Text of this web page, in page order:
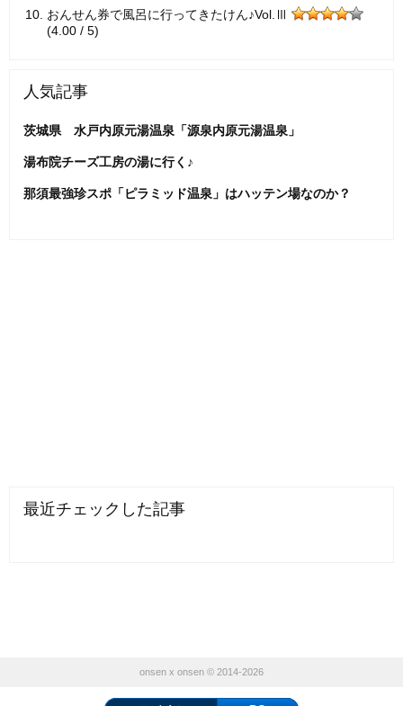
おんせん券で風呂に行ってきたけん♪Vol.Ⅲ
(4.00 / 5)
人気記事
茨城県 水戸内原元湯温泉「源泉内原元湯温泉」
湯布院チーズ工房の湯に行く♪
那須最強珍スポ「ピラミッド温泉」はハッテン場なのか？
最近チェックした記事
onsen x onsen © 2014-2026